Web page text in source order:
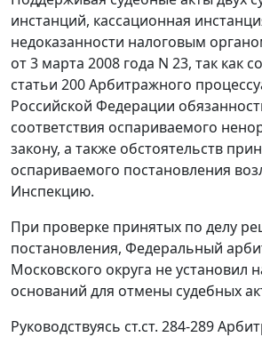
инстанций, кассационная
недоказанности налоговым
от 3 марта 2008 года N 23, так как
статьи 200Арбитражного
Российской Федерации
соответствия оспариваемого
закону, а также обстоятельств
оспариваемого постановления
Инспекцию.
При проверке принятых по делу
постановления, Федеральный
Московского округа не установил
оснований для отмены судебных
Руководствуясь ст.ст. 284-289